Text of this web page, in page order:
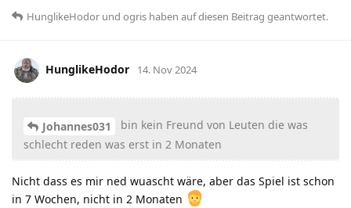
HunglikeHodor und ogris haben auf diesen Beitrag geantwortet.
HunglikeHodor 14. Nov 2024
Johannes031
bin kein Freund von Leuten die was
schlecht reden was erst in 2 Monaten
Nicht dass es mir ned wuascht wäre, aber das Spiel ist schon
in 7 Wochen, nicht in 2 Monaten